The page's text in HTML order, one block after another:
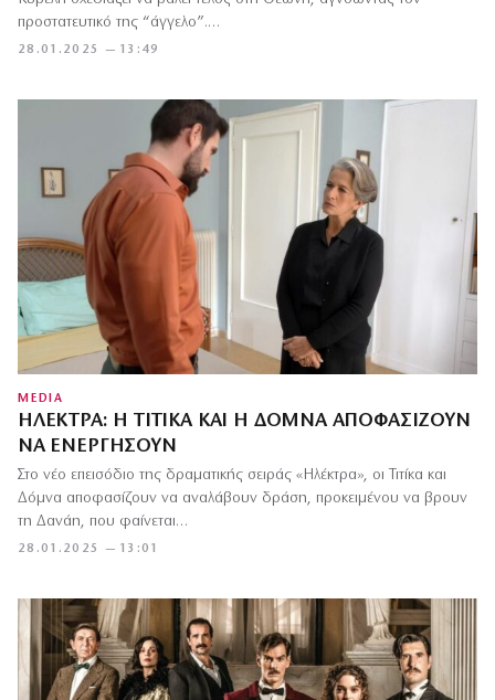
28.01.2025 — 13:49
προστατευτικό της “άγγελο”.…
MEDIA
ΗΛΈΚΤΡΑ: Η ΤΙΤΊΚΑ ΚΑΙ Η ΔΌΜΝΑ ΑΠΟΦΑΣΊΖΟΥΝ
ΝΑ ΕΝΕΡΓΉΣΟΥΝ
28.01.2025 — 13:01
Στο νέο επεισόδιο της δραματικής σειράς «Ηλέκτρα», οι Τιτίκα και
Δόμνα αποφασίζουν να αναλάβουν δράση, προκειμένου να βρουν
τη Δανάη, που φαίνεται…